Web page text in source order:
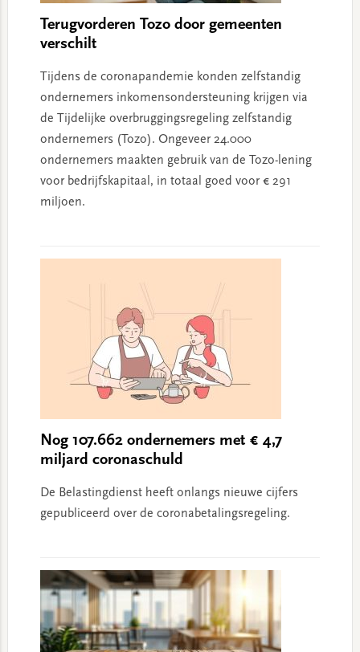
Terugvorderen Tozo door gemeenten
verschilt
Tijdens de coronapandemie konden zelfstandig
ondernemers inkomensondersteuning krijgen via
de Tijdelijke overbruggingsregeling zelfstandig
ondernemers (Tozo). Ongeveer 24.000
ondernemers maakten gebruik van de Tozo-lening
voor bedrijfskapitaal, in totaal goed voor € 291
miljoen.
Nog 107.662 ondernemers met € 4,7
miljard coronaschuld
De Belastingdienst heeft onlangs nieuwe cijfers
gepubliceerd over de coronabetalingsregeling.